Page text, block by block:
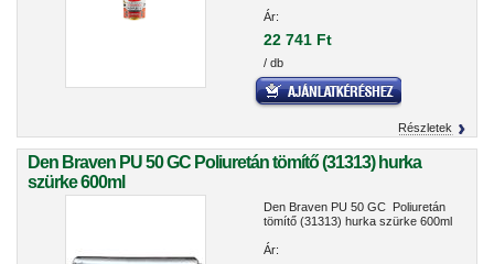
Ár:
22 741 Ft
/ db
Részletek
Den Braven PU 50 GC Poliuretán tömítő (31313) hurka
szürke 600ml
Den Braven PU 50 GC Poliuretán
tömítő (31313) hurka szürke 600ml
Ár: